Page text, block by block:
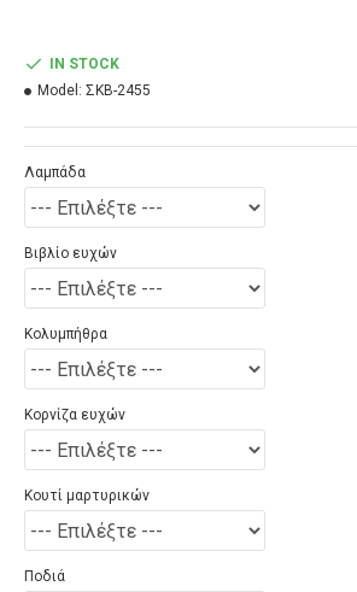
IN STOCK
Model: ΣΚΒ-2455
Λαμπάδα
Βιβλίο ευχών
Κολυμπήθρα
Κορνίζα ευχών
Κουτί μαρτυρικών
Ποδιά